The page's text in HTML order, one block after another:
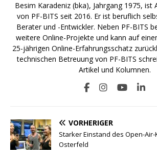
Besim Karadeniz (bka), Jahrgang 1975, ist
von PF-BITS seit 2016. Er ist beruflich
Berater und -Entwickler. Neben PF-BITS
weitere Online-Projekte und kann auf
25-jährigen Online-Erfahrungsschatz
technischen Betreuung von PF-BITS
Artikel und Kolumnen.
VORHERIGER
Starker Einstand des Open-
Osterfeld